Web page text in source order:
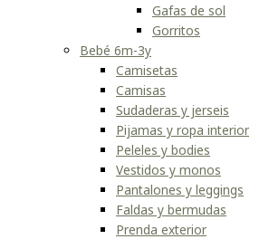
Gafas de sol
Gorritos
Bebé 6m-3y
Camisetas
Camisas
Sudaderas y jerseis
Pijamas y ropa interior
Peleles y bodies
Vestidos y monos
Pantalones y leggings
Faldas y bermudas
Prenda exterior